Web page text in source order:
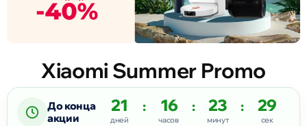
Xiaomi Summer Promo
До конца
акции
21
дней
: 16
часов
: 23
минут
: 28
сек